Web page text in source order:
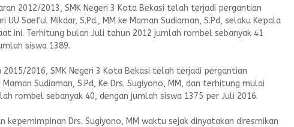
2012/2013, SMK Negeri 3 Kota Bekasi telah terjadi pergantian
UU Saeful Mikdar, S.Pd., MM ke Maman Sudiaman, S.Pd, selaku Kepala
ini. Terhitung bulan Juli tahun 2012 jumlah rombel sebanyak 41
siswa 1389.
2015/2016, SMK Negeri 3 Kota Bekasi telah terjadi pergantian
Sudiaman, S.Pd, Ke Drs. Sugiyono, MM, dan terhitung mulai
rombel sebanyak 40, dengan jumlah siswa 1375 per Juli 2016.
kepemimpinan Drs. Sugiyono, MM waktu sejak dinyatakan diresmikan